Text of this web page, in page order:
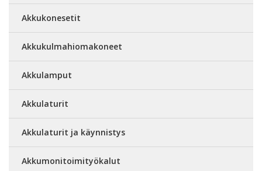
Akkukonesetit
Akkukulmahiomakoneet
Akkulamput
Akkulaturit
Akkulaturit ja käynnistys
Akkumonitoimityökalut